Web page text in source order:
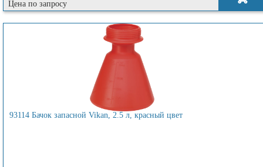
Цена по запросу
93114 Бачок запасной Vikan, 2.5 л, красный цвет